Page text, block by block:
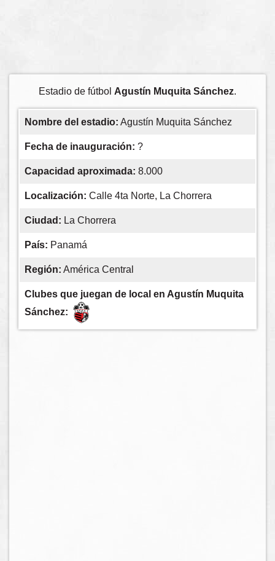
Estadio de fútbol Agustín Muquita Sánchez.
Nombre del estadio: Agustín Muquita Sánchez
Fecha de inauguración: ?
Capacidad aproximada: 8.000
Localización: Calle 4ta Norte, La Chorrera
Ciudad: La Chorrera
País: Panamá
Región: América Central
Clubes que juegan de local en Agustín Muquita
Sánchez: